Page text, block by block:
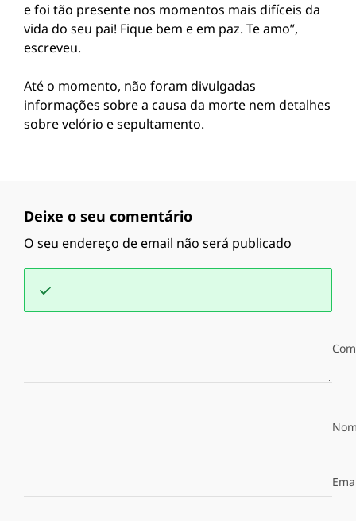
e foi tão presente nos momentos mais difíceis da
vida do seu pai! Fique bem e em paz. Te amo”,
escreveu.
Até o momento, não foram divulgadas
informações sobre a causa da morte nem detalhes
sobre velório e sepultamento.
Deixe o seu comentário
O seu endereço de email não será publicado